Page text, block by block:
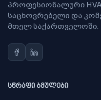
პროფესიონალური
საცხოვრებელი და
მთელ საქართველოში.
ᲡᲬᲠᲐᲤᲘ ᲑᲛᲣᲚᲔᲑᲘ